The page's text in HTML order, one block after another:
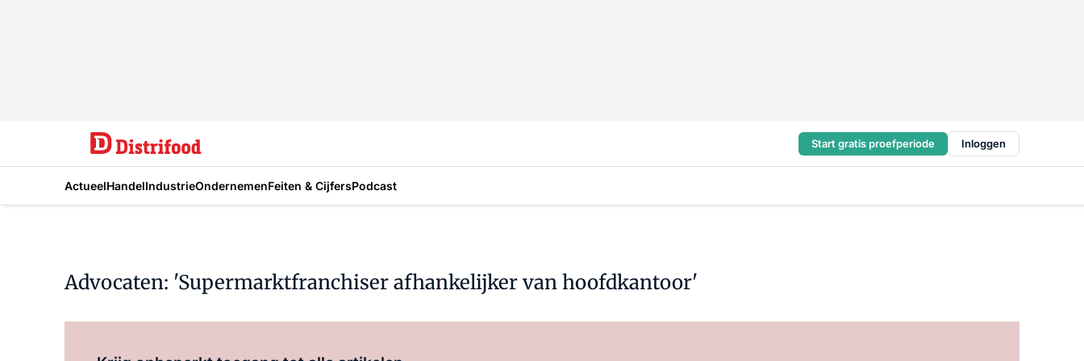
Start gratis proefperiode Inloggen
ActueelHandelIndustrieOndernemenFeiten & CijfersPodcast
Advocaten: 'Supermarktfranchiser afhankelijker van hoofdkantoor'